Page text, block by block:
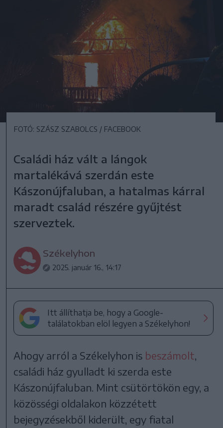
FOTÓ: SZÁSZ SZABOLCS / FACEBOOK
Családi ház vált a lángok
martalékává szerdán este
Kászonújfaluban, a hatalmas kárral
maradt család részére gyűjtést
szerveztek.
Székelyhon
2025. január 16., 14:17
Itt állíthatja be, hogy a Google-
találatokban elöl legyen a Székelyhon!
Ahogy arról a Székelyhon is beszámolt
családi ház gyulladt ki szerda este
Kászonújfaluban. Mint csütörtökön egy, a
közösségi oldalakon közzétett
bejegyzésekből kiderült, egy fiatal